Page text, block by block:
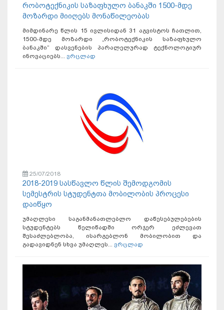
რობოტექნიკის საზაფხულო ბანაკში 1500-მდე
მოზარდი მიიღებს მონაწილეობას
მიმდინარე წლის 15 ივლისიდან 31 აგვისტოს ჩათლით,
1500-მდე მოზარდი „რობოტექნიკის საზაფხულო
ბანაკში“ დასვენების პარალელურად ტექნოლოგიურ
ინოვაციებს... ვრცლად
25/07/2018
2018-2019 სასწავლო წლის შემოდგომის
სემესტრის სტუდენტთა მობილობის პროცესი
დაიწყო
უმაღლესი საგანმანათლებლო დაწესებულებების
სტუდენტებს წელიწადში ორჯერ ეძლევათ
შესაძლებლობა, ისარგებლონ მობილობით და
გადავიდნენ სხვა უმაღლეს... ვრცლად